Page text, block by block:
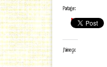
Partager :
J’aime ça :